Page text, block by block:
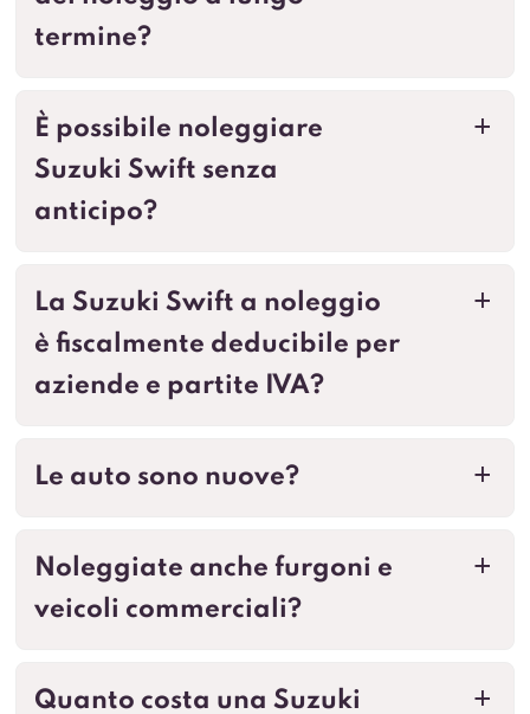
termine?
a
È possibile noleggiare
Suzuki Swift senza
anticipo?
a
La Suzuki Swift a noleggio
è fiscalmente deducibile per
aziende e partite IVA?
a
Le auto sono nuove?
a
Noleggiate anche furgoni e
veicoli commerciali?
a
Quanto costa una Suzuki